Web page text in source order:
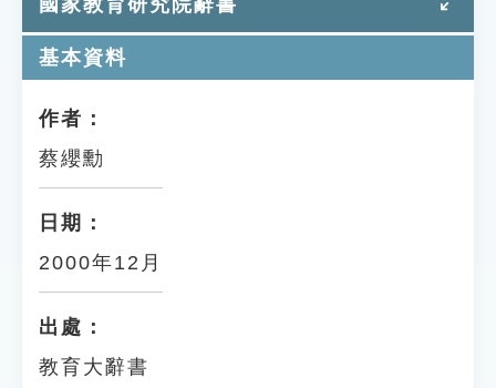
國家教育研究院辭書
基本資料
作者：
蔡纓勳
日期：
2000年12月
出處：
教育大辭書